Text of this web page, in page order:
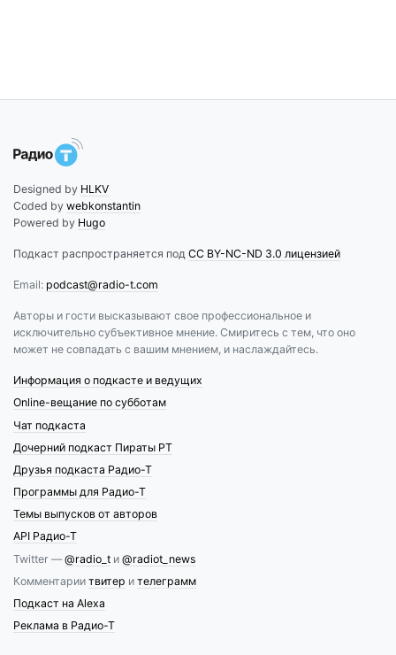
Designed by HLKV
Coded by webkonstantin
Powered by Hugo
Подкаст распространяется под CC BY-NC-ND 3.0 лицензией
Email: podcast@radio-t.com
Авторы и гости высказывают свое профессиональное и
исключительно субъективное мнение. Смиритесь с тем, что оно
может не совпадать с вашим мнением, и наслаждайтесь.
Информация о подкасте и ведущих
Online-вещание по субботам
Чат подкаста
Дочерний подкаст Пираты РТ
Друзья подкаста Радио-Т
Программы для Радио-Т
Темы выпусков от авторов
API Радио-Т
Twitter —@radio_t и @radiot_news
Комментарии твитер и телеграмм
Подкаст на Alexa
Реклама в Радио-Т